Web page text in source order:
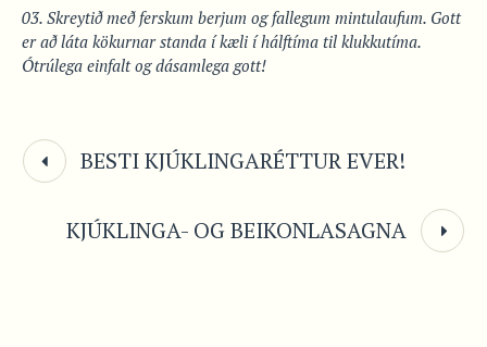
Skreytið með ferskum berjum og fallegum mintulaufum. Gott
er að láta kökurnar standa í kæli í hálftíma til klukkutíma.
Ótrúlega einfalt og dásamlega gott!
BESTI KJÚKLINGARÉTTUR EVER!
KJÚKLINGA- OG BEIKONLASAGNA